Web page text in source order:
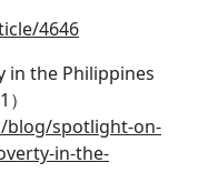
4646
the Philippines
blog/spotlight-on-
in-the-